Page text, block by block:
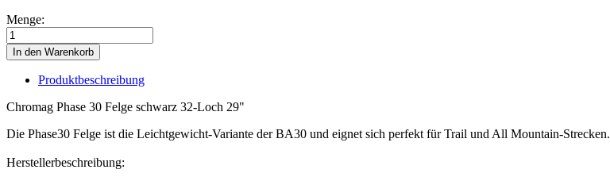
Menge:
In den Warenkorb
Produktbeschreibung
Chromag Phase 30 Felge schwarz 32-Loch 29"
Die Phase30 Felge ist die Leichtgewicht-Variante der BA30 und eignet sich perfekt für Trail und All Mountain-Strecken.
Herstellerbeschreibung: